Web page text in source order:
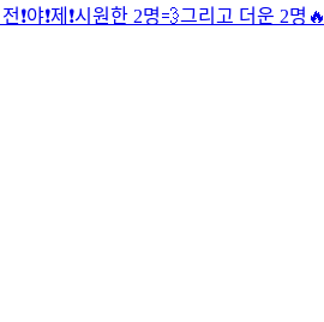
야❗️제❗️시원한 2명💨그리고 더운 2명🔥